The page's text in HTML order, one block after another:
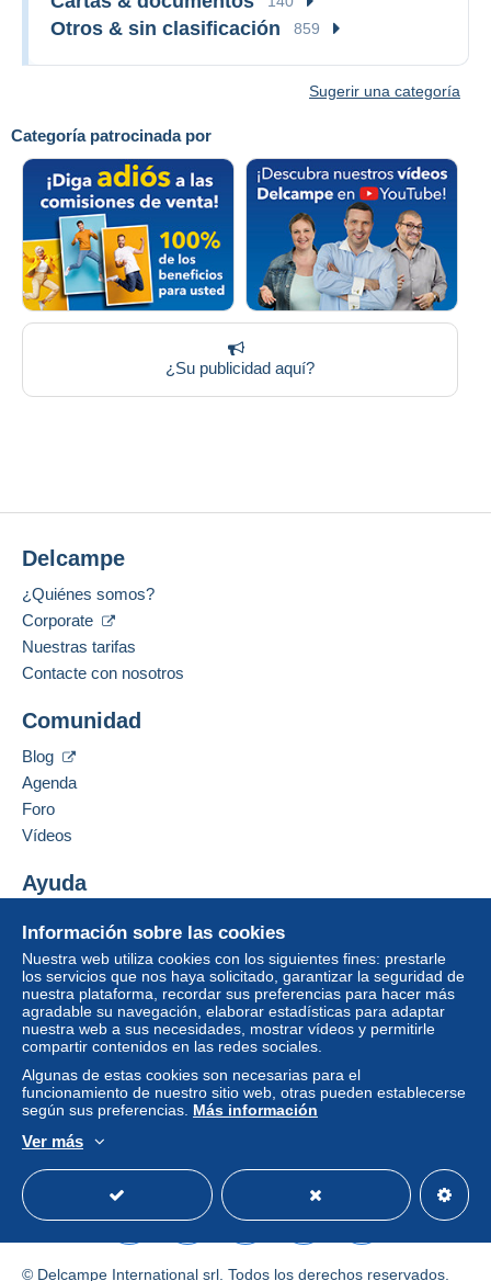
Categoría patrocinada por
¿Su publicidad aquí?
Otros & sin clasificación 859
Sugerir una categoría
Información sobre las cookies
Nuestra web utiliza cookies con los siguientes fines: prestarle
los servicios que nos haya solicitado, garantizar la seguridad de
nuestra plataforma, recordar sus preferencias para hacer más
agradable su navegación, elaborar estadísticas para adaptar
nuestra web a sus necesidades, mostrar vídeos y permitirle
compartir contenidos en las redes sociales.
Algunas de estas cookies son necesarias para el
funcionamiento de nuestro sitio web, otras pueden establecerse
según sus preferencias. Más información
Ver más
Delcampe
¿Quiénes somos?
Corporate
Nuestras tarifas
Contacte con nosotros
Comunidad
Blog
Agenda
Foro
Vídeos
Ayuda
Comprar en Delcampe
Vender en Delcampe
Una página securizada
© Delcampe International srl. Todos los derechos reservados.